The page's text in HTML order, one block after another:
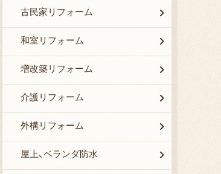
古民家リフォーム
和室リフォーム
増改築リフォーム
介護リフォーム
外構リフォーム
屋上、ベランダ防水